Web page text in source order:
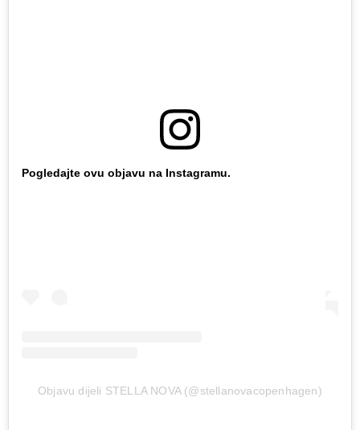
Pogledajte ovu objavu na Instagramu.
Objavu dijeli STELLA NOVA (@stellanovacopenhagen)